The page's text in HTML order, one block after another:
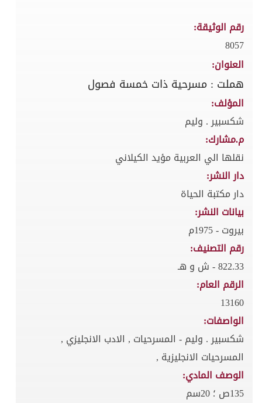
رقم الوثيقة:
8057
العنوان:
هملت : مسرحية ذات خمسة فصول
المؤلف:
شكسبير . وليم
م.مشارك:
نقلها الي العربية مؤيد الكيلاني
دار النشر:
دار مكتبة الحياة
بيانات النشر:
بيروت - 1975م
رقم التصنيف:
822.33 - ش و هـ
الرقم العام:
13160
الواصفات:
شكسبير . وليم - المسرحيات , الادب الانجليزي ,
المسرحيات الانجليزية ,
الوصف المادي:
135ص ؛ 20سم